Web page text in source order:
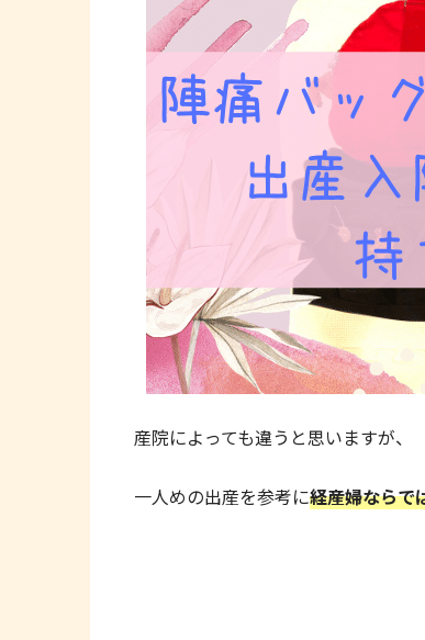
産院によっても違うと思いますが、
一人めの出産を参考に経産婦ならで